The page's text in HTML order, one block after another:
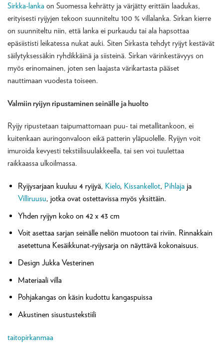
Sirkka-lanka on Suomessa kehrätty ja värjätty erittäin laadukas,
erityisesti ryijyjen tekoon suunniteltu 100 % villalanka. Sirkan kierre
on suunniteltu niin, että lanka ei purkaudu tai ala hapsottaa
epäsiististi leikatessa nukat auki. Siten Sirkasta tehdyt ryijyt kestävät
säilytyksessäkin ryhdikkäinä ja siisteinä. Sirkan värinkestävyys on
myös erinomainen, joten sen laajasta värikartasta pääset
nauttimaan vuodesta toiseen.
Valmiin ryijyn ripustaminen seinälle ja huolto
Ryijy ripustetaan taipumattomaan puu- tai metallitankoon, ei
kuitenkaan auringonvaloon eikä patterin yläpuolelle. Ryijyn voit
imuroida kevyesti tekstiilisuulakkeella, tai sen voi tuulettaa
raikkaassa ulkoilmassa.
Ryijysarjaan kuuluu 4 ryijyä, Kielo, Kissankellot, Pihlajaja
Villiruusu, jotka ovat ostettavissa myös yksittäin.
Yhden ryijyn koko on 42 x 43 cm
Voit asettaa sarjan seinälle neliön muotoon tai riviin. Rinnakkain
asetettuna Kesäikkunat-ryijysarja on näyttävä kokonaisuus.
Design Jukka Vesterinen
Materiaali villa
Pohjakangas on käsin kudottu kangaspuissa
Akustinen sisustustekstiili
taitopirkanmaa